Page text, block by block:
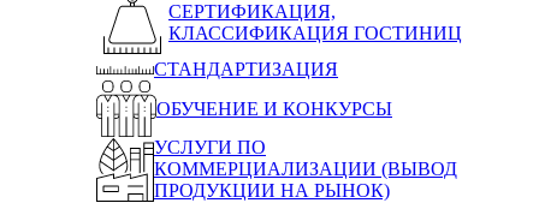
СЕРТИФИКАЦИЯ,
КЛАССИФИКАЦИЯ ГОСТИНИЦ
СТАНДАРТИЗАЦИЯ
ОБУЧЕНИЕ И КОНКУРСЫ
УСЛУГИ ПО
КОММЕРЦИАЛИЗАЦИИ (ВЫВОД
ПРОДУКЦИИ НА РЫНОК)